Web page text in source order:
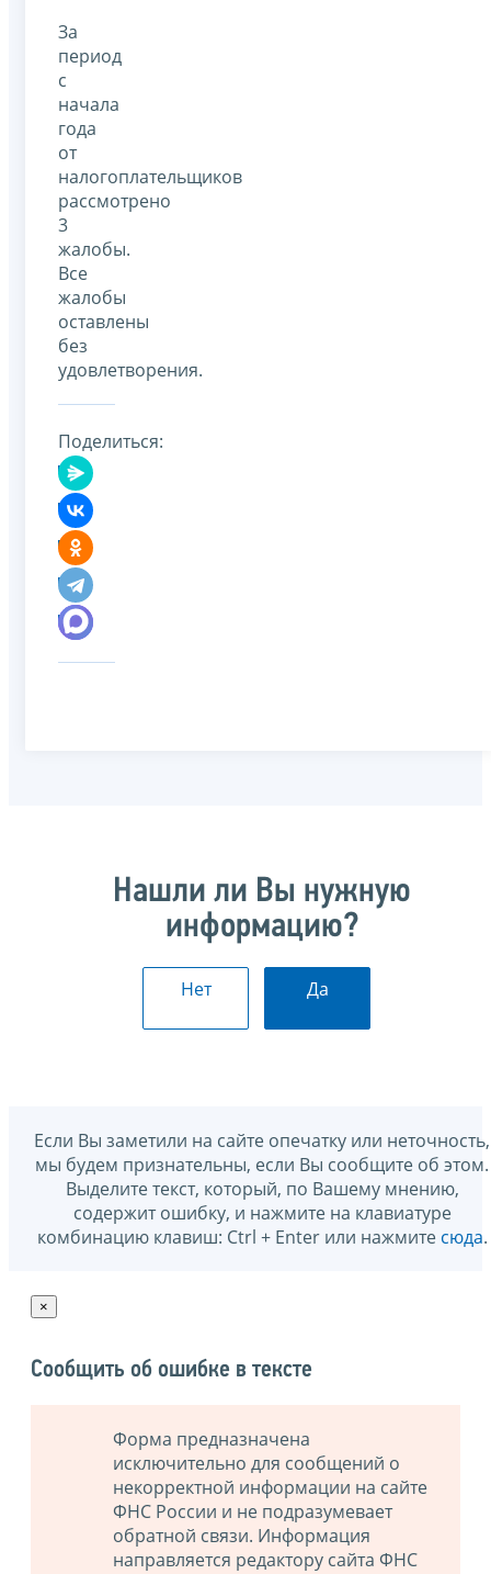
За
период
с
начала
года
от
налогоплательщиков
рассмотрено
3
жалобы.
Все
жалобы
оставлены
без
удовлетворения.
Поделиться:
Нашли ли Вы нужную
информацию?
Нет Да
Если Вы заметили на сайте опечатку или неточность,
мы будем признательны, если Вы сообщите об этом.
Выделите текст, который, по Вашему мнению,
содержит ошибку, и нажмите на клавиатуре
комбинацию клавиш: Ctrl + Enter или нажмите сюда.
×
Сообщить об ошибке в тексте
Форма предназначена
исключительно для сообщений о
некорректной информации на сайте
ФНС России и не подразумевает
обратной связи. Информация
направляется редактору сайта ФНС